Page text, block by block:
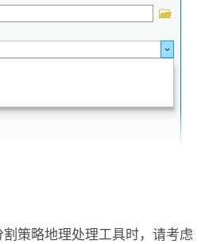
割策略地理处理工具时，请考虑